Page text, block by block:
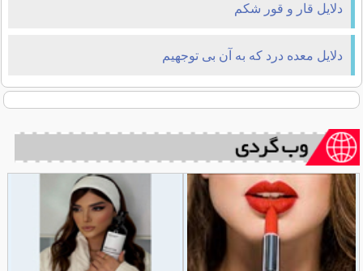
دلایل قار و قور شکم
دلایل معده درد که به آن بی توجهیم